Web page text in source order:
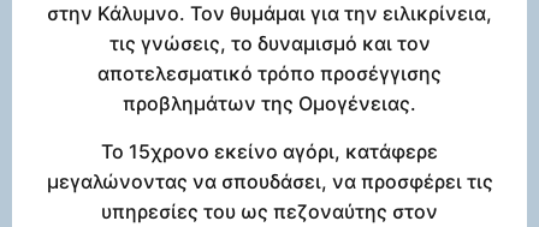
στην Κάλυμνο. Τον θυμάμαι για την ειλικρίνεια,
τις γνώσεις, το δυναμισμό και τον
αποτελεσματικό τρόπο προσέγγισης
προβλημάτων της Ομογένειας.
Το 15χρονο εκείνο αγόρι, κατάφερε
μεγαλώνοντας να σπουδάσει, να προσφέρει τις
υπηρεσίες του ως πεζοναύτης στον